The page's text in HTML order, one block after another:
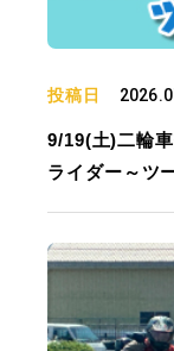
投稿日
9/19(土)二輪
ライダー～ツ